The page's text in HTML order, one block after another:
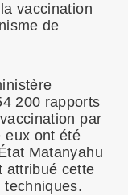
vaccination
de
200 rapports
par
eux ont été
Matanyahu
attribué cette
techniques.